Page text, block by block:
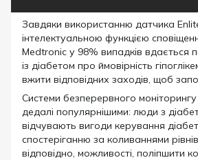
Завдяки використанню датчика
інтелектуальною функцією
Medtronic у 98% випадків вдається
із діабетом про ймовірність
вжити відповідних заходів, щоб
Системи безперервного
дедалі популярнішими: люди з
відчувають вигоди керування
спостеріганню за коливаннями
відповідно, можливості, поліпшити